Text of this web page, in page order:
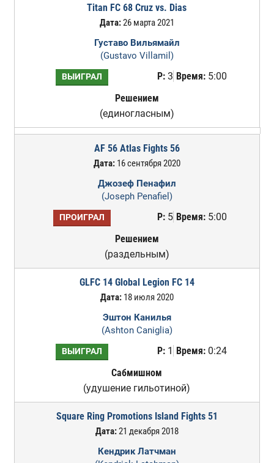
Titan FC 68 Cruz vs. Dias
Дата:26 марта 2021
Густаво Вильямайл
(Gustavo Villamil)
ВЫИГРАЛ Р:3 Время:5:00
Решением
(единогласным)
AF 56 Atlas Fights 56
Дата:16 сентября 2020
Джозеф Пенафил
(Joseph Penafiel)
ПРОИГРАЛ Р:5 Время:5:00
Решением
(раздельным)
GLFC 14 Global Legion FC 14
Дата:18 июля 2020
Эштон Канилья
(Ashton Caniglia)
ВЫИГРАЛ Р:1 Время:0:24
Сабмишном
(удушение гильотиной)
Square Ring Promotions Island Fights 51
Дата:21 декабря 2018
Кендрик Латчман